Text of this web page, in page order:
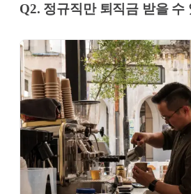
Q2. 정규직만 퇴직금 받을